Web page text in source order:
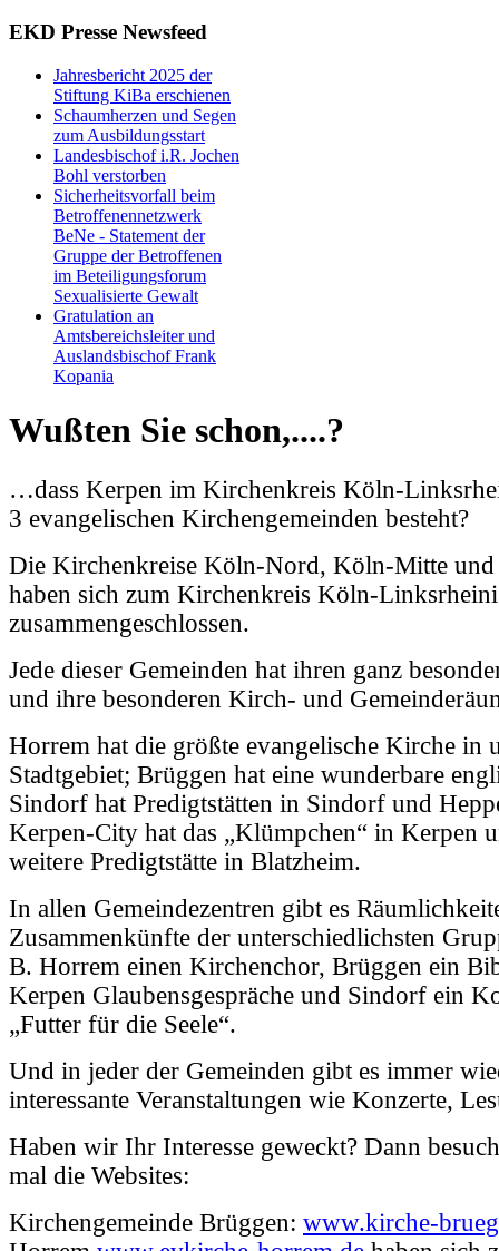
EKD Presse Newsfeed
Jahresbericht 2025 der
Stiftung KiBa erschienen
Schaumherzen und Segen
zum Ausbildungsstart
Landesbischof i.R. Jochen
Bohl verstorben
Sicherheitsvorfall beim
Betroffenennetzwerk
BeNe - Statement der
Gruppe der Betroffenen
im Beteiligungsforum
Sexualisierte Gewalt
Gratulation an
Amtsbereichsleiter und
Auslandsbischof Frank
Kopania
Wußten Sie schon,....?
…dass Kerpen im Kirchenkreis Köln-
3 evangelischen Kirchengemeinden besteht?
Die Kirchenkreise Köln-Nord, Köln-Mitte
haben sich zum Kirchenkreis Köln-
zusammengeschlossen.
Jede dieser Gemeinden hat ihren ganz
und ihre besonderen Kirch- und
Horrem hat die größte evangelische Kirche in
Stadtgebiet; Brüggen hat eine wunderbare
Sindorf hat Predigtstätten in Sindorf und
Kerpen-City hat das „Klümpchen“ in Kerpen
weitere Predigtstätte in Blatzheim.
In allen Gemeindezentren gibt es
Zusammenkünfte der unterschiedlichsten
B. Horrem einen Kirchenchor, Brüggen ein
Kerpen Glaubensgespräche und Sindorf ein
„Futter für die Seele“.
Und in jeder der Gemeinden gibt es immer
interessante Veranstaltungen wie Konzerte,
Haben wir Ihr Interesse geweckt? Dann
mal die Websites:
Kirchengemeinde Brüggen: www.kirche-